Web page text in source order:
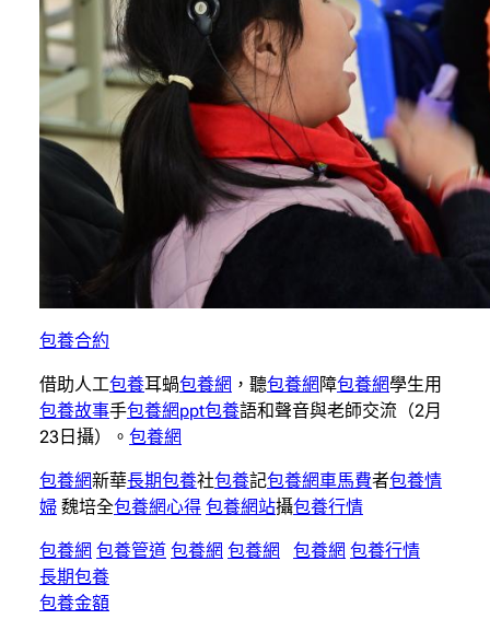
包養合約
借助人工包養耳蝸包養網 ，聽包養網 障包養網學生用
包養故事手包養網ppt包養語和聲音與老師交流（2月
23日攝）。 包養網
包養網新華長期包養社包養記包養網車馬費者包養情
婦 魏培全包養網心得 包養網站攝包養行情
包養網 包養管道 包養網 包養網 包養網 包養行情
長期包養
包養金額